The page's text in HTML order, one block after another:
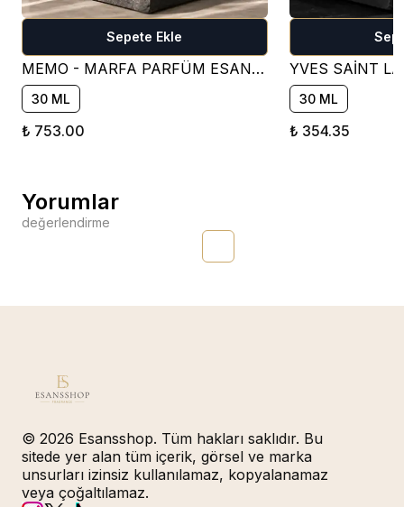
Sepete Ekle
MEMO - MARFA PARFÜM ESANSI ( ÇİÇEKSİ )
30 ML
₺ 753.00
30 ML
₺ 354.35
Yorumlar
değerlendirme
© 2026 Esansshop. Tüm hakları saklıdır. Bu
sitede yer alan tüm içerik, görsel ve marka
unsurları izinsiz kullanılamaz, kopyalanamaz
veya çoğaltılamaz.